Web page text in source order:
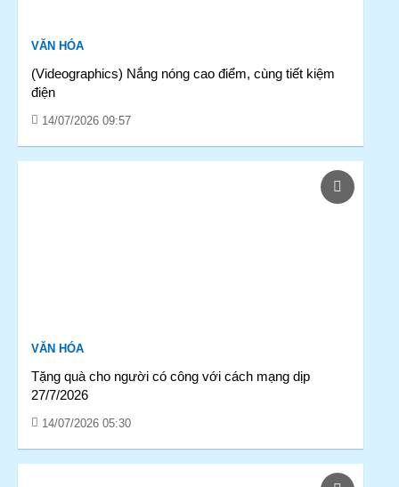
VĂN HÓA
(Videographics) Nắng nóng cao điểm, cùng tiết kiệm
điện
14/07/2026 09:57
VĂN HÓA
Tặng quà cho người có công với cách mạng dịp
27/7/2026
14/07/2026 05:30